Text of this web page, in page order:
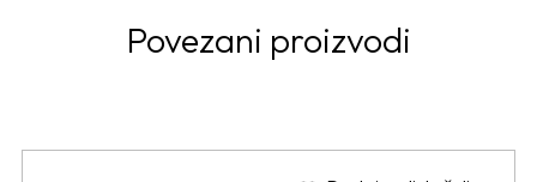
Povezani proizvodi